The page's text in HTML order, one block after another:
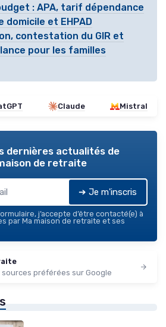
: APA, tarif dépendance
et EHPAD
contestation du GIR et
pour les familles
Claude Mistral
dernières actualités de
de retraite
➔ Je m'inscris
j’accepte d’être contacté(e) à
par Ma maison de retraite et ses
préférées sur Google